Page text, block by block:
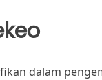
dalam